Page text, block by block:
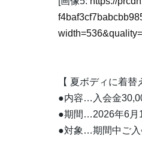
【 夏ボディに着
●内容…入会金
●期間…2026年6月
●対象…期間中ご入